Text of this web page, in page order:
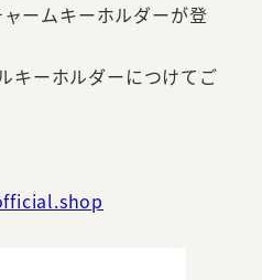
ームキーホルダーが登
キーホルダーにつけてご